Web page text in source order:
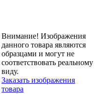
Внимание! Изображения
данного товара являются
образцами и могут не
соответствовать реальному
виду.
Заказать изображения
товара